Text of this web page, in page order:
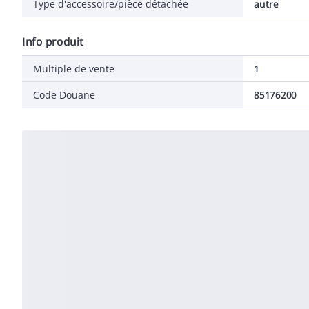
Type d'accessoire/pièce détachée autre
Info produit
Multiple de vente
1
Code Douane
85176200